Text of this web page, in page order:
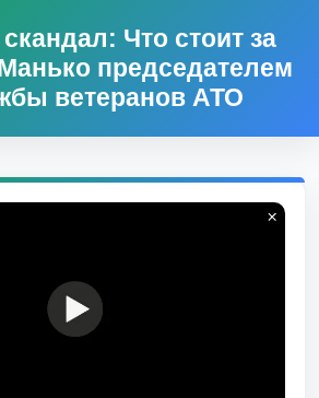
Что стоит за
председателем
ветеранов АТО